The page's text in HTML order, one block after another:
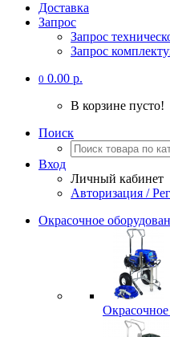
Доставка
Запрос
Запрос
Запрос
0 0.00 р.
В корзине пусто!
Поиск
Вход
Личный кабинет
Авторизация /
Окрасочное